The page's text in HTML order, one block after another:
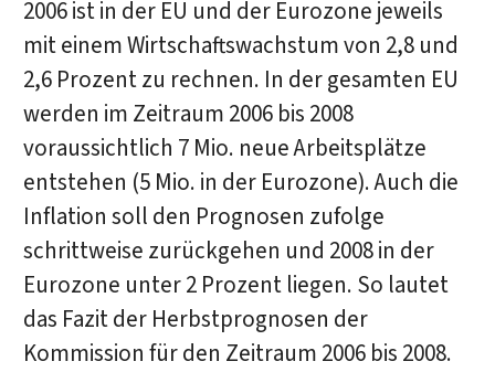
2006 ist in der EU und der Eurozone jeweils
mit einem Wirtschaftswachstum von 2,8 und
2,6 Prozent zu rechnen. In der gesamten EU
werden im Zeitraum 2006 bis 2008
voraussichtlich 7 Mio. neue Arbeitsplätze
entstehen (5 Mio. in der Eurozone). Auch die
Inflation soll den Prognosen zufolge
schrittweise zurückgehen und 2008 in der
Eurozone unter 2 Prozent liegen. So lautet
das Fazit der Herbstprognosen der
Kommission für den Zeitraum 2006 bis 2008.